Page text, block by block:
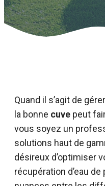
Quand il s’agit de
la bonne cuve peut
vous soyez un
solutions haut de
désireux d’optimiser
récupération d’eau